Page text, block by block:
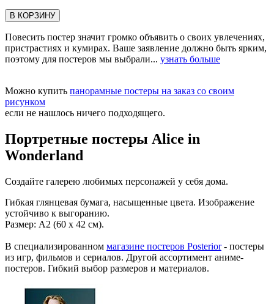
В КОРЗИНУ
Повесить постер значит громко объявить о своих увлечениях,
пристрастиях и кумирах. Ваше заявление должно быть ярким,
поэтому для постеров мы выбрали... узнать больше
Можно купить панорамные постеры на заказ со своим
рисунком
если не нашлось ничего подходящего.
Портретные постеры Alice in
Wonderland
Создайте галерею любимых персонажей у себя дома.
Гибкая глянцевая бумага, насыщенные цвета. Изображение
устойчиво к выгоранию.
Размер: А2 (60 х 42 см).
В специализированном магазине постеров Posterior- постеры
из игр, фильмов и сериалов. Другой ассортимент аниме-
постеров. Гибкий выбор размеров и материалов.